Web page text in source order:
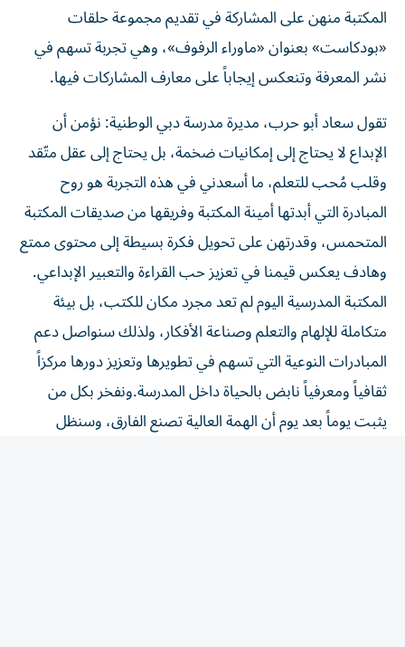
المكتبة منهن على المشاركة في تقديم مجموعة حلقات
«بودكاست» بعنوان «ماوراء الرفوف»، وهي تجربة تسهم في
نشر المعرفة وتنعكس إيجاباً على معارف المشاركات فيها.
تقول سعاد أبو حرب، مديرة مدرسة دبي الوطنية: نؤمن أن
الإبداع لا يحتاج إلى إمكانيات ضخمة، بل يحتاج إلى عقل متّقد
وقلب مُحب للتعلم، ما أسعدني في هذه التجربة هو روح
المبادرة التي أبدتها أمينة المكتبة وفريقها من صديقات المكتبة
المتحمس، وقدرتهن على تحويل فكرة بسيطة إلى محتوى ممتع
وهادف يعكس قيمنا في تعزيز حب القراءة والتعبير الإبداعي.
المكتبة المدرسية اليوم لم تعد مجرد مكان للكتب، بل بيئة
متكاملة للإلهام والتعلم وصناعة الأفكار، ولذلك سنواصل دعم
المبادرات النوعية التي تسهم في تطويرها وتعزيز دورها مركزاً
ثقافياً ومعرفياً نابض بالحياة داخل المدرسة.ونفخر بكل من
يثبت يوماً بعد يوم أن الهمة العالية تصنع الفارق، وسنظل